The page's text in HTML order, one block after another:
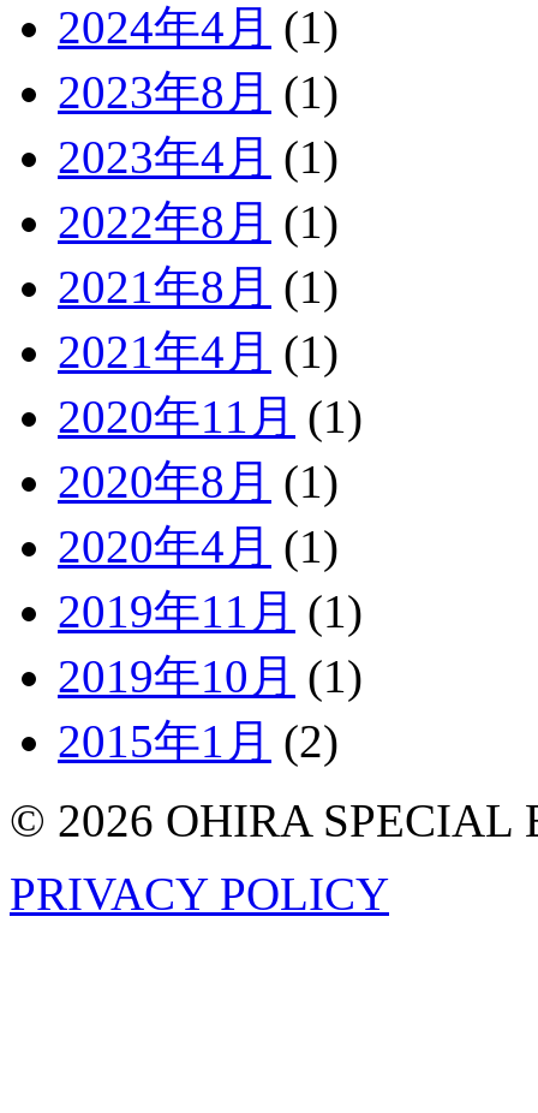
2024年4月 (1)
2023年8月 (1)
2023年4月 (1)
2022年8月 (1)
2021年8月 (1)
2021年4月 (1)
2020年11月 (1)
2020年8月 (1)
2020年4月 (1)
2019年11月 (1)
2019年10月 (1)
2015年1月 (2)
© 2026 OHIRA SPECIAL
PRIVACY POLICY